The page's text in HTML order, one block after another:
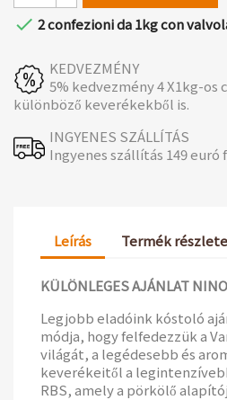
 2 confezioni da 1kg con
KEDVEZMÉNY
5% kedvezmény 4 X1kg-os
különböző keverékekből is.
INGYENES SZÁLLÍTÁS
Ingyenes szállítás 149
Leírás Termék
KÜLÖNLEGES AJÁNLAT
Legjobb eladóink kóstoló
módja, hogy felfedezzük a
világát, a legédesebb és
keverékeitől a
RBS, amely a pörkölő